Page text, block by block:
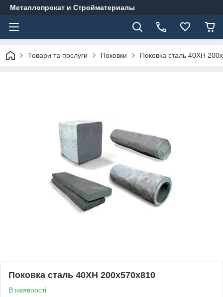
Металлопрокат и Стройматериалы
Товари та послуги Поковки Поковка сталь 40ХН
Поковка сталь 40ХН 200х570х810
В наявності